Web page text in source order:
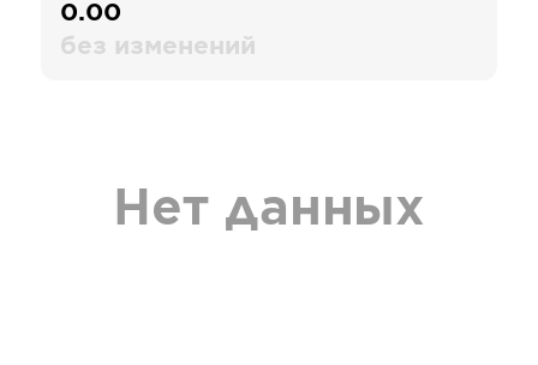
0.00
без изменений
Нет данных